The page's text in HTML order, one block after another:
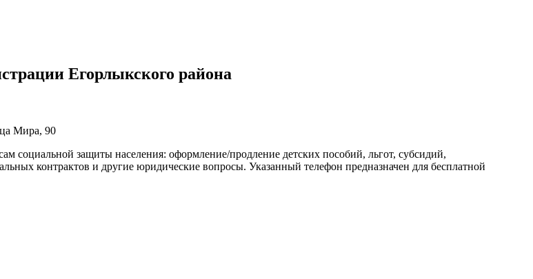
Егорлыкского района
Мира, 90
социальной защиты населения: оформление/продление детских пособий, льгот, субсидий,
контрактов и другие юридические вопросы. Указанный телефон предназначен для бесплатной